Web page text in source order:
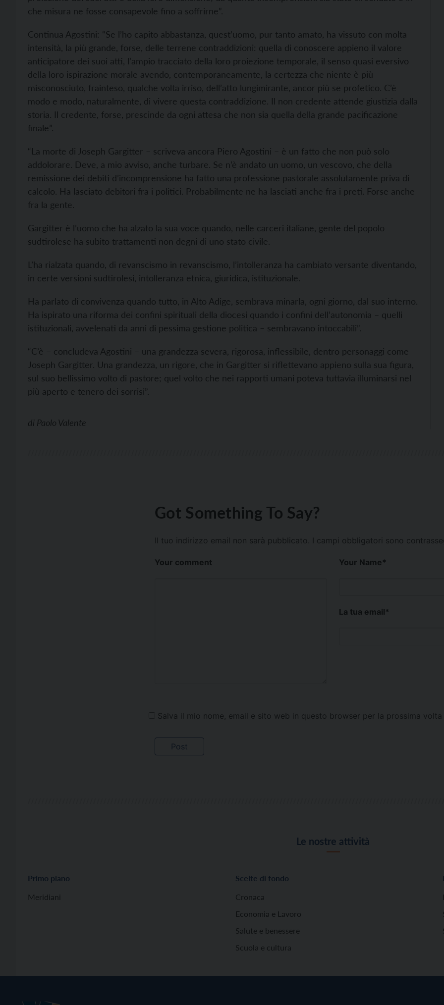
che misura ne fosse consapevole fino a soffrirne”.
Continua Agostini: “Se l’ho capito abbastanza, quest’uomo, pur tanto amato, ha vissuto con molta
intensità, la più grande, forse, delle terrene contraddizioni: quella di conoscere appieno il valore
anticipatore dei suoi atti, l’ampio tracciato della loro proiezione temporale, il senso quasi eversivo
della loro ispirazione morale avendo, contemporaneamente, la certezza che niente è più
misconosciuto, frainteso, qualche volta irriso, dell’atto lungimirante, ancor più se profetico. C’è
modo e modo, naturalmente, di vivere questa contraddizione. Il non credente attende giustizia dalla
storia. Il credente, forse, prescinde da ogni attesa che non sia quella della grande pacificazione
finale”.
“La morte di Joseph Gargitter – scriveva ancora Piero Agostini – è un fatto che non può solo
addolorare. Deve, a mio avviso, anche turbare. Se n’è andato un uomo, un vescovo, che della
remissione dei debiti d’incomprensione ha fatto una professione pastorale assolutamente priva di
calcolo. Ha lasciato debitori fra i politici. Probabilmente ne ha lasciati anche fra i preti. Forse anche
fra la gente.
Gargitter è l’uomo che ha alzato la sua voce quando, nelle carceri italiane, gente del popolo
sudtirolese ha subito trattamenti non degni di uno stato civile.
L’ha rialzata quando, di revanscismo in revanscismo, l’intolleranza ha cambiato versante diventando,
in certe versioni sudtirolesi, intolleranza etnica, giuridica, istituzionale.
Ha parlato di convivenza quando tutto, in Alto Adige, sembrava minarla, ogni giorno, dal suo interno.
Ha ispirato una riforma dei confini spirituali della diocesi quando i confini dell’autonomia – quelli
istituzionali, avvelenati da anni di pessima gestione politica – sembravano intoccabili”.
“C’è – concludeva Agostini – una grandezza severa, rigorosa, inflessibile, dentro personaggi come
Joseph Gargitter. Una grandezza, un rigore, che in Gargitter si riflettevano appieno sulla sua figura,
sul suo bellissimo volto di pastore; quel volto che nei rapporti umani poteva tuttavia illuminarsi nel
più aperto e tenero dei sorrisi”.
di Paolo Valente
Got Something To Say?
Il tuo indirizzo email non sarà pubblicato. I campi obbligatori sono
Your comment Your Name*
La tua email*
Salva il mio nome, email e sito web in questo browser per la prossima volta
Le nostre attività
Primo piano
Meridiani
Scelte di fondo
Cronaca
Economia e Lavoro
Salute e benessere
Scuola e cultura